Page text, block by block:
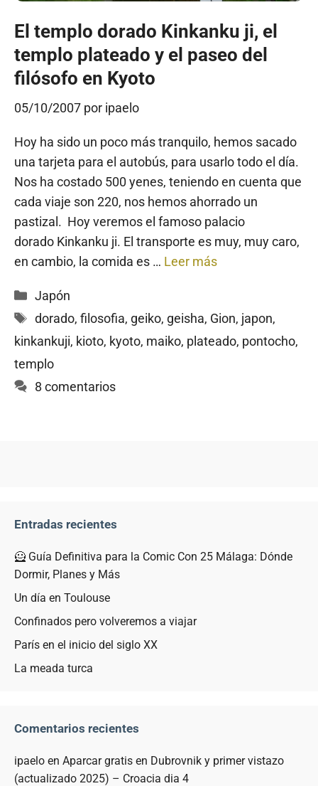
El templo dorado Kinkanku ji, el
templo plateado y el paseo del
filósofo en Kyoto
05/10/2007 por ipaelo
Hoy ha sido un poco más tranquilo, hemos sacado
una tarjeta para el autobús, para usarlo todo el día.
Nos ha costado 500 yenes, teniendo en cuenta que
cada viaje son 220, nos hemos ahorrado un
pastizal. Hoy veremos el famoso palacio
dorado Kinkanku ji. El transporte es muy, muy caro,
en cambio, la comida es … Leer más
Categorías
Japón
Etiquetas
dorado, filosofia, geiko, geisha, Gion, japon,
kinkankuji, kioto, kyoto, maiko, plateado, pontocho,
templo
8 comentarios
Entradas recientes
🦸 Guía Definitiva para la Comic Con 25 Málaga: Dónde
Dormir, Planes y Más
Un día en Toulouse
Confinados pero volveremos a viajar
París en el inicio del siglo XX
La meada turca
Comentarios recientes
ipaelo en Aparcar gratis en Dubrovnik y primer vistazo
(actualizado 2025) – Croacia dia 4